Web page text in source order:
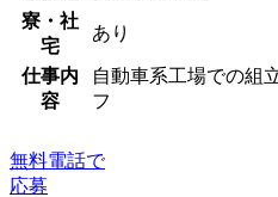
寮・社
宅
あり
仕事内
容
自動車系工場での組
フ
無料電話で
応募